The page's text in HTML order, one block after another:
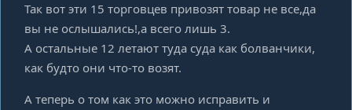
Так вот эти 15 торговцев привозят товар не все,да
вы не ослышались!,а всего лишь 3.
А остальные 12 летают туда суда как болванчики,
как будто они что-то возят.
А теперь о том как это можно исправить и